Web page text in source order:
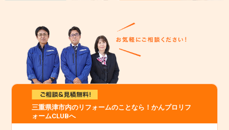
三重県津市内のリフォームのことなら！かんプロリフ
ォームCLUBへ